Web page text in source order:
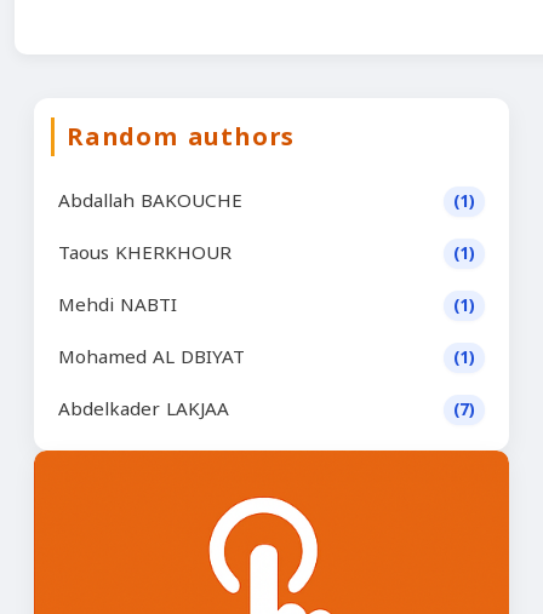
Random authors
Abdallah BAKOUCHE (1)
Taous KHERKHOUR (1)
Mehdi NABTI (1)
Mohamed AL DBIYAT (1)
Abdelkader LAKJAA (7)